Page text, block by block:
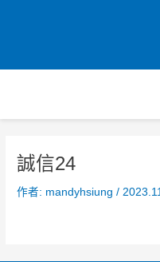
誠信24
作者: mandyhsiung/